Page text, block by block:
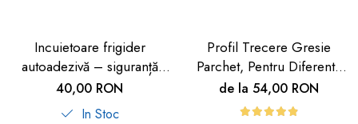
Incuietoare frigider
autoadezivă – siguranță
copii 2 buc
40,00 RON
In Stoc
Profil Trecere Gresie
Parchet, Pentru Diferenta
de Nivel, Culoare Lemn
Închis, Autoadeziv, 90cm
de la 54,00 RON